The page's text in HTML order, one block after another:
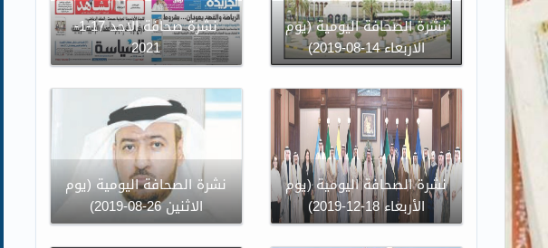
نشرة صحافة الاحد 17-1-
2021
نشرة الصحافة اليومية (يوم
الاربعاء 14-08-2019)
نشرة الصحافة اليومية (يوم
الاثنين 26-08-2019)
نشرة الصحافة اليومية (يوم
الأربعاء 18-12-2019)